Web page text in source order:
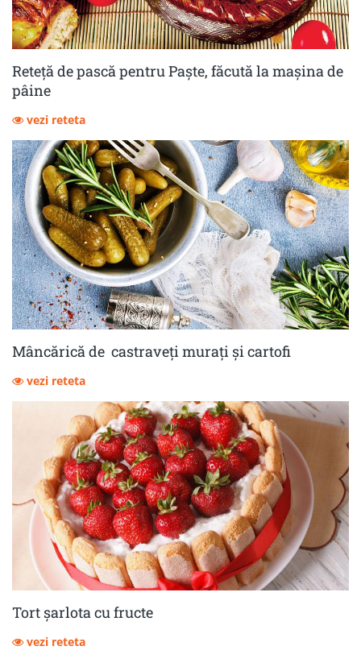
Reteță de pască pentru Paște, făcută la mașina de
pâine
vezi reteta
Mâncărică de castraveţi muraţi şi cartofi
vezi reteta
Tort șarlota cu fructe
vezi reteta